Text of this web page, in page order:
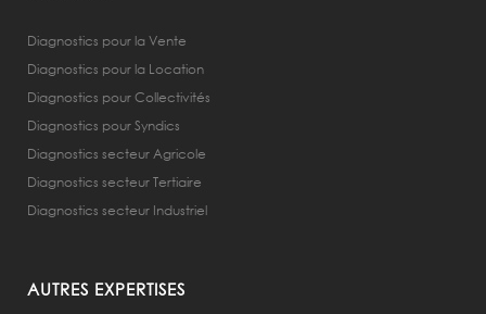
Diagnostics pour la Vente
Diagnostics pour la Location
Diagnostics pour Collectivités
Diagnostics pour Syndics
Diagnostics secteur Agricole
Diagnostics secteur Tertiaire
Diagnostics secteur Industriel
AUTRES EXPERTISES